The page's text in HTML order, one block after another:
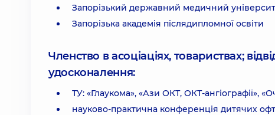
Запорізький державний медичний
Запорізька академія післядипломної освіти
Членство в асоціаціях, товариствах;
удосконалення:
ТУ: «Глаукома», «Ази ОКТ, ОКТ-ангіографії»,
науково-практична конференція дитячих